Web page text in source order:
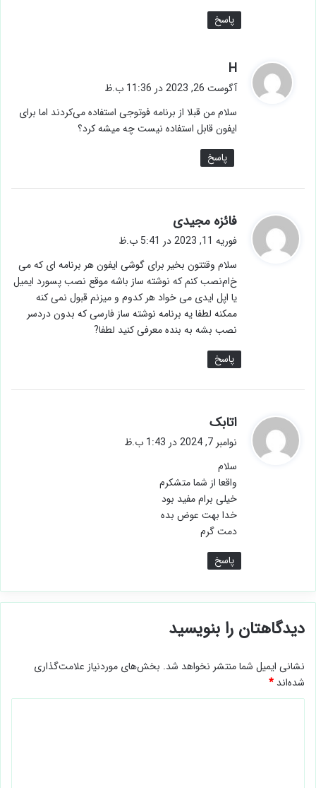
پاسخ
H
ف
:
آگوست 26, 2023 در 11:36 ب.ظ
سلام من قبلا از برنامه فوتوجی استفاده می‌کردند اما برای
ایفون قابل استفاده نیست چه میشه کرد؟
پاسخ
فائزه مجیدی
ف
:
فوریه 11, 2023 در 5:41 ب.ظ
سلام وقتتون بخیر برای گوشی ایفون هر برنامه ای که می
خ‌ام‌نصب کنم که نوشته ساز باشه موقع نصب پسورد ایمیل
یا اپل ایدی می خواد هر کدوم و میزنم قبول نمی کنه
ممکنه لطفا یه برنامه نوشته ساز فارسی که بدون دردسر
نصب بشه به بنده معرفی کنید لطفا?
پاسخ
اتابک
ف نوامبر 7, 2024 در 1:43 ب.ظ
سلام
واقعا از شما متشکرم
خیلی برام مفید بود
خدا بهت عوض بده
دمت گرم
پاسخ
دیدگاهتان را بنویسید
نشانی ایمیل شما منتشر نخواهد شد. بخش‌های موردنیاز علامت‌گذاری
شده‌اند *